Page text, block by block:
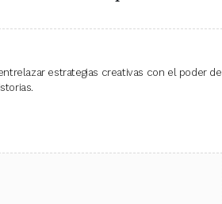
estrategias creativas con el poder de